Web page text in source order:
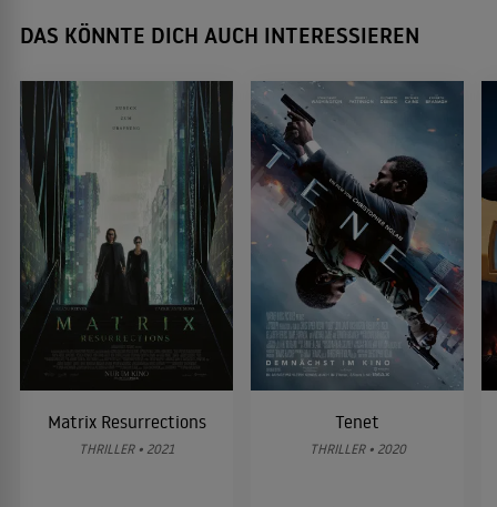
DAS KÖNNTE DICH AUCH INTERESSIEREN
Matrix Resurrections
THRILLER • 2021
Tenet
THRILLER • 2020